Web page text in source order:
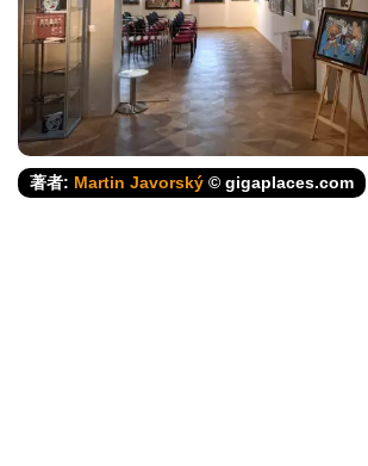
著者: Martin Javorský © gigaplaces.com